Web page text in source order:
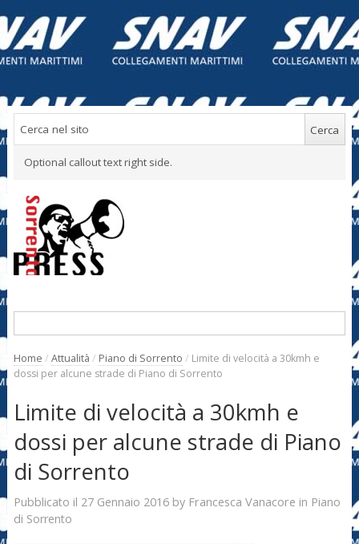
Optional callout text right side.
Home / Attualità / Piano di Sorrento / Limite di velocità a 30kmh e
dossi per alcune strade di Piano di Sorrento
Limite di velocità a 30kmh e
dossi per alcune strade di Piano
di Sorrento
Pubblicato il 27 Gennaio 2016by Francesca Vanacore in Piano
di Sorrento